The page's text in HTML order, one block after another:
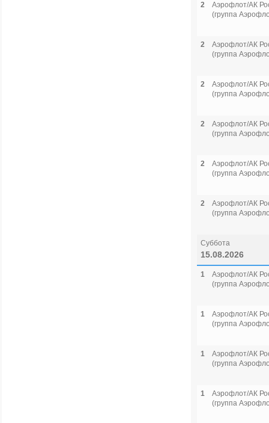
2
Аэрофлот/АК
(группа
2
Аэрофлот/АК
(группа
2
Аэрофлот/АК
(группа
2
Аэрофлот/АК
(группа
2
Аэрофлот/АК
(группа
2
Аэрофлот/АК
(группа
Суббота
15.08.2026
1
Аэрофлот/АК
(группа
1
Аэрофлот/АК
(группа
1
Аэрофлот/АК
(группа
1
Аэрофлот/АК
(группа